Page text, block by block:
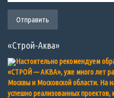
«Строй-Аква»
Настоятельно рекомендуем
«СТРОЙ — АКВА», уже много лет
Москвы и Московской области. На
успешно реализованных